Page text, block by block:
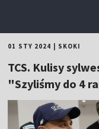
01 STY 2024 SKOKI
TCS. Kulisy
"Szyliśmy do 4